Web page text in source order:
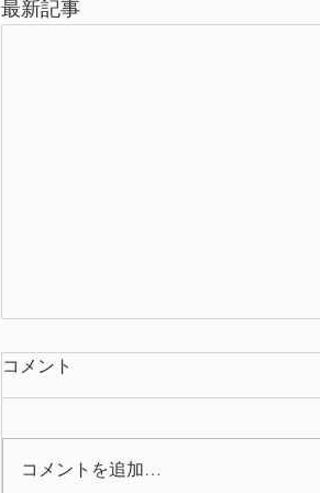
最新記事
コメント
コメントを追加…